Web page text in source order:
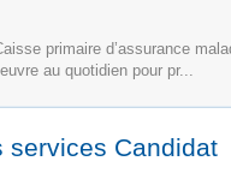
primaire d’assurance
au quotidien pour pr...
services Candidat